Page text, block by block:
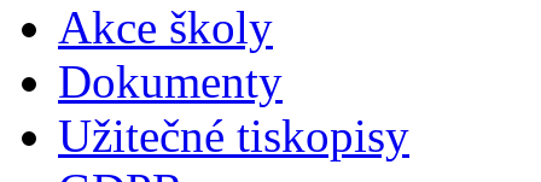
Akce školy
Dokumenty
Užitečné tiskopisy